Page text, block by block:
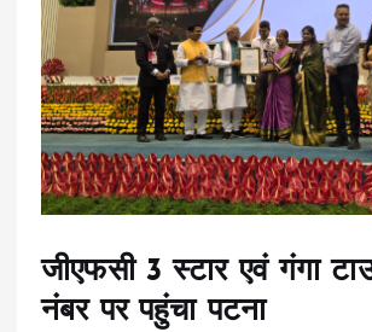
जीएफसी 3 स्टार एवं गंगा
नंबर पर पहुंचा पटना